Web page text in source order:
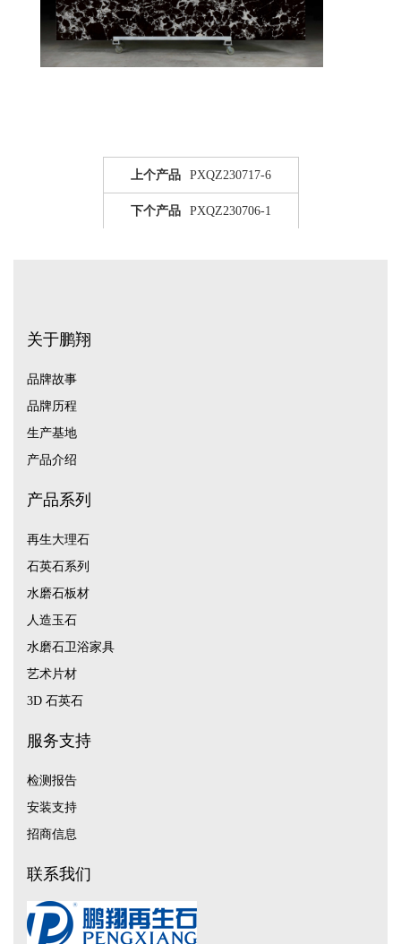
上个产品 PXQZ230717-6
下个产品 PXQZ230706-1
关于鹏翔
品牌故事
品牌历程
生产基地
产品介绍
产品系列
再生大理石
石英石系列
水磨石板材
人造玉石
水磨石卫浴家具
艺术片材
3D 石英石
服务支持
检测报告
安装支持
招商信息
联系我们